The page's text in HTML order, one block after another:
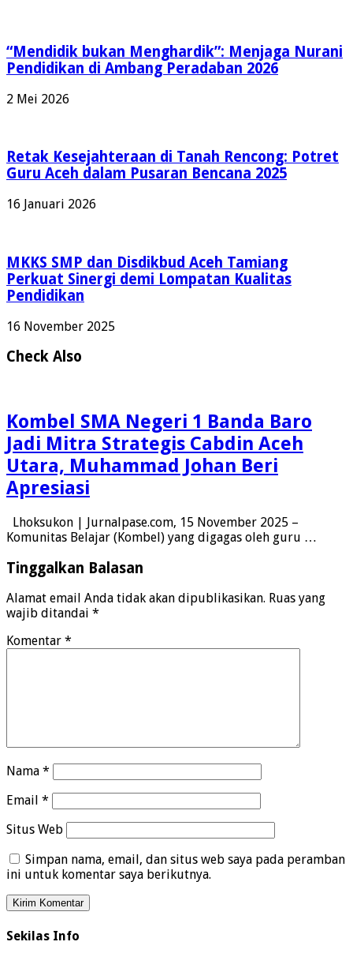
“Mendidik bukan Menghardik”: Menjaga Nurani
Pendidikan di Ambang Peradaban 2026
2 Mei 2026
Retak Kesejahteraan di Tanah Rencong: Potret
Guru Aceh dalam Pusaran Bencana 2025
16 Januari 2026
MKKS SMP dan Disdikbud Aceh Tamiang
Perkuat Sinergi demi Lompatan Kualitas
Pendidikan
16 November 2025
Check Also
Kombel SMA Negeri 1 Banda Baro
Jadi Mitra Strategis Cabdin Aceh
Utara, Muhammad Johan Beri
Apresiasi
Lhoksukon | Jurnalpase.com, 15 November 2025 –
Komunitas Belajar (Kombel) yang digagas oleh guru …
Tinggalkan Balasan
Alamat email Anda tidak akan dipublikasikan. Ruas yang
wajib ditandai *
Komentar *
Nama *
Email *
Situs Web
Simpan nama, email, dan situs web saya pada peramban
ini untuk komentar saya berikutnya.
Sekilas Info